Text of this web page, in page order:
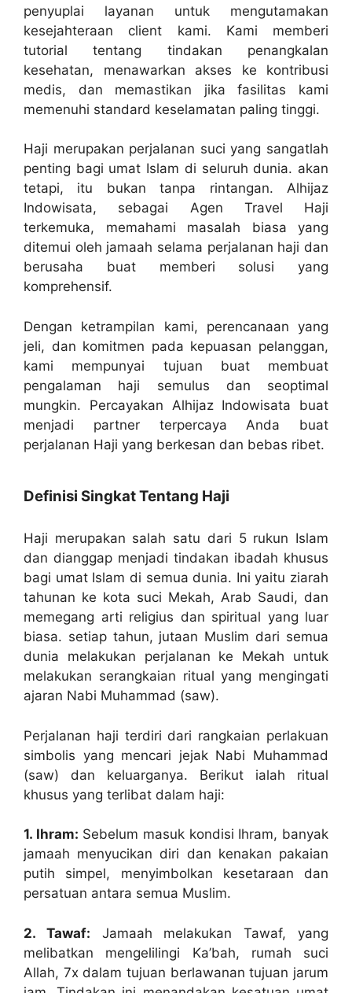
penyuplai layanan untuk mengutamakan
kesejahteraan client kami. Kami memberi
tutorial tentang tindakan penangkalan
kesehatan, menawarkan akses ke kontribusi
medis, dan memastikan jika fasilitas kami
memenuhi standard keselamatan paling tinggi.
Haji merupakan perjalanan suci yang sangatlah
penting bagi umat Islam di seluruh dunia. akan
tetapi, itu bukan tanpa rintangan. Alhijaz
Indowisata, sebagai Agen Travel Haji
terkemuka, memahami masalah biasa yang
ditemui oleh jamaah selama perjalanan haji dan
berusaha buat memberi solusi yang
komprehensif.
Dengan ketrampilan kami, perencanaan yang
jeli, dan komitmen pada kepuasan pelanggan,
kami mempunyai tujuan buat membuat
pengalaman haji semulus dan seoptimal
mungkin. Percayakan Alhijaz Indowisata buat
menjadi partner terpercaya Anda buat
perjalanan Haji yang berkesan dan bebas ribet.
Definisi Singkat Tentang Haji
Haji merupakan salah satu dari 5 rukun Islam
dan dianggap menjadi tindakan ibadah khusus
bagi umat Islam di semua dunia. Ini yaitu ziarah
tahunan ke kota suci Mekah, Arab Saudi, dan
memegang arti religius dan spiritual yang luar
biasa. setiap tahun, jutaan Muslim dari semua
dunia melakukan perjalanan ke Mekah untuk
melakukan serangkaian ritual yang mengingati
ajaran Nabi Muhammad (saw).
Perjalanan haji terdiri dari rangkaian perlakuan
simbolis yang mencari jejak Nabi Muhammad
(saw) dan keluarganya. Berikut ialah ritual
khusus yang terlibat dalam haji:
1. Ihram: Sebelum masuk kondisi Ihram, banyak
jamaah menyucikan diri dan kenakan pakaian
putih simpel, menyimbolkan kesetaraan dan
persatuan antara semua Muslim.
2. Tawaf: Jamaah melakukan Tawaf, yang
melibatkan mengelilingi Ka’bah, rumah suci
Allah, 7x dalam tujuan berlawanan tujuan jarum